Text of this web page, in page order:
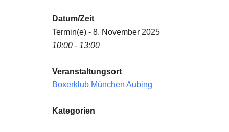
Datum/Zeit
Termin(e) - 8. November 2025
10:00 - 13:00
Veranstaltungsort
Boxerklub München Aubing
Kategorien